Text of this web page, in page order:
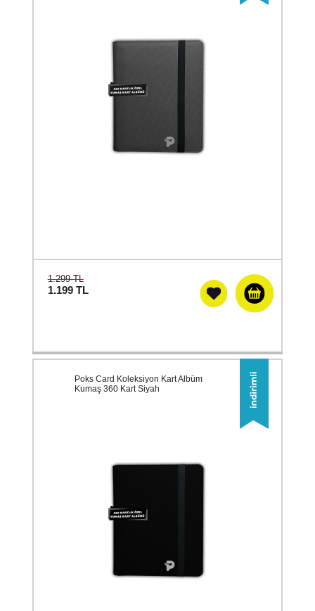
1.299 TL
1.199 TL
Poks Card Koleksiyon Kart Albüm
Kumaş 360 Kart Siyah